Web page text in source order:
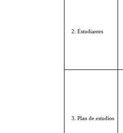
2. Estudiantes
3. Plan de estudios